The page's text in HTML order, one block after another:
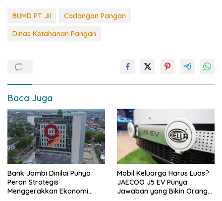
e
b
k
at
s
p
p
y
k
ar
e
BUMD PT JII
Cadangan Pangan
Dinas Ketahanan Pangan
Baca Juga
Bank Jambi Dinilai Punya
Peran Strategis
Menggerakkan Ekonomi
Mobil Keluarga Harus Luas?
JAECOO J5 EV Punya
Jawaban yang Bikin Orang